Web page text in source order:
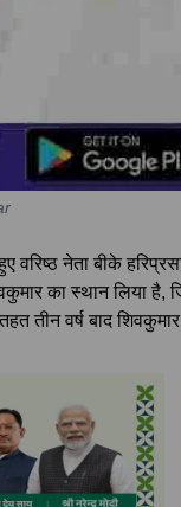
नेता बीके
का स्थान लिया है,
तीन वर्ष बाद